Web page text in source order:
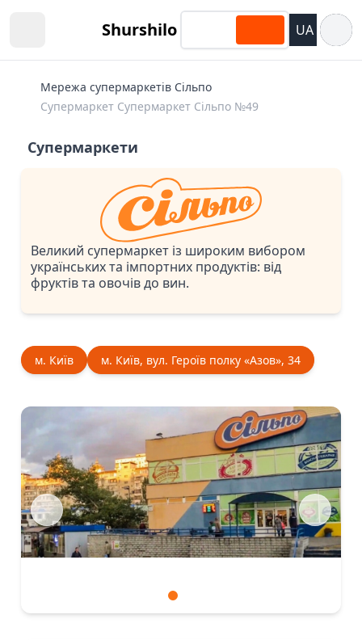
Shurshilo UA
Мережа супермаркетів Сільпо
Супермаркет Супермаркет Сiльпо №49
Супермаркети
Великий супермаркет із широким вибором
українських та імпортних продуктів: від
фруктів та овочів до вин.
м. Київ м. Київ, вул. Героїв полку «Азов», 34